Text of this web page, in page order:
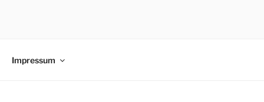
Impressum